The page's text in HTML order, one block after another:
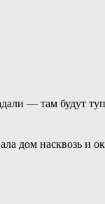
— там будут
дом насквозь и